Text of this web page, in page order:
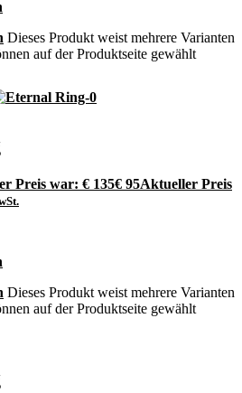
Dieses Produkt weist mehrere Varianten
auf der Produktseite gewählt
Preis war: € 135€ 95Aktueller Preis
Dieses Produkt weist mehrere Varianten
auf der Produktseite gewählt